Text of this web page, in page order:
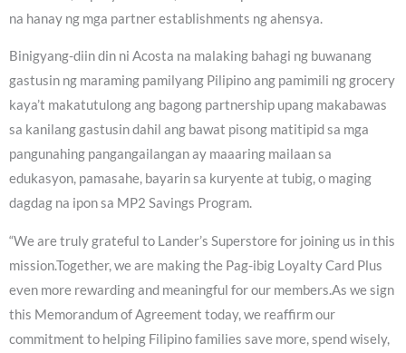
na hanay ng mga partner establishments ng ahensya.
Binigyang-diin din ni Acosta na malaking bahagi ng buwanang
gastusin ng maraming pamilyang Pilipino ang pamimili ng grocery
kaya’t makatutulong ang bagong partnership upang makabawas
sa kanilang gastusin dahil ang bawat pisong matitipid sa mga
pangunahing pangangailangan ay maaaring mailaan sa
edukasyon, pamasahe, bayarin sa kuryente at tubig, o maging
dagdag na ipon sa MP2 Savings Program.
“We are truly grateful to Lander’s Superstore for joining us in this
mission.Together, we are making the Pag-ibig Loyalty Card Plus
even more rewarding and meaningful for our members.As we sign
this Memorandum of Agreement today, we reaffirm our
commitment to helping Filipino families save more, spend wisely,